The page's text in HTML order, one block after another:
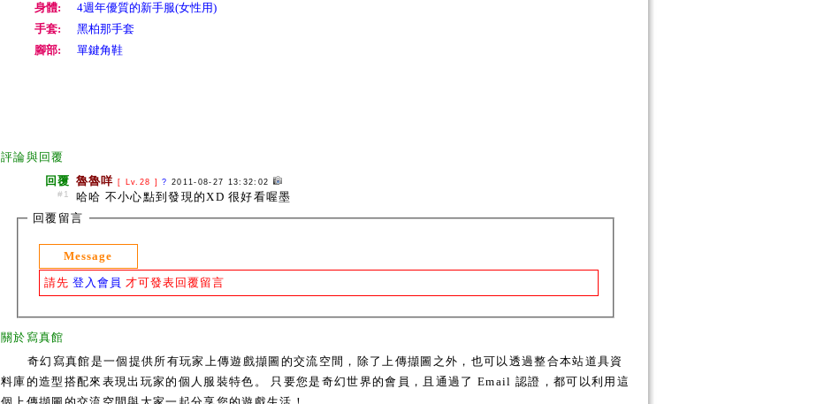
身體:
4週年優質的新手服(女性用)
手套:
黑柏那手套
腳部:
單鍵角鞋
評論與回覆
回覆
#1
魯魯咩 [ Lv.28 ]? 2011-08-27 13:32:02
哈哈 不小心點到發現的XD 很好看喔墨
回覆留言
Message
請先 登入會員 才可發表回覆留言
關於寫真館
奇幻寫真館是一個提供所有玩家上傳遊戲擷圖的交流空間，除了上傳擷圖之外，也可以透過整合本站道具資
料庫的造型搭配來表現出玩家的個人服裝特色。 只要您是奇幻世界的會員，且通過了 Email 認證，都可以利用這